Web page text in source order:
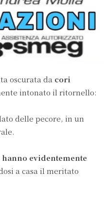
oscurata da cori
intonato il ritornello:
delle pecore, in un
hanno evidentemente
a casa il meritato